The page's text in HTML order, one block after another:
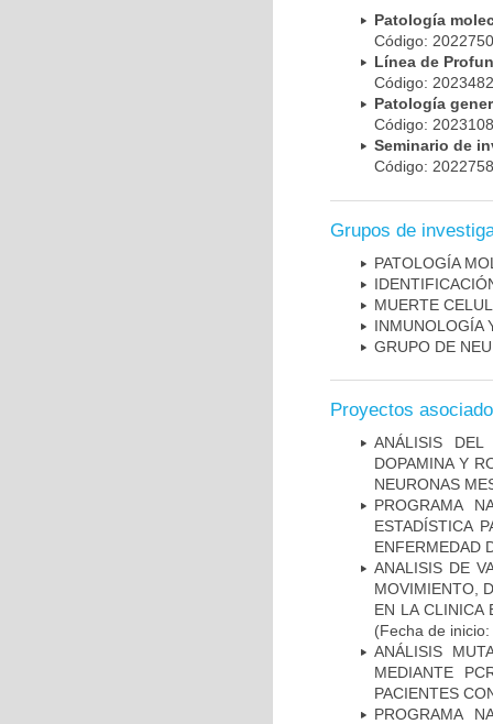
Patología
Código:
Línea de
Código:
Patología
Código:
Seminario de
Código:
Grupos de
PATOLOGÍA
MUERTE
INMUNOLOGÍA
GRUPO DE
Proyectos
ANÁLISIS
DOPAMINA Y
NEURONAS
PROGRAMA
ESTADÍSTICA
ENFERMEDAD
ANALISIS DE
MOVIMIENTO,
EN LA CLINICA
(Fecha de
ANÁLISIS
MEDIANTE
PACIENTES
PROGRAMA